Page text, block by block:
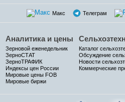
Макс Телеграм
Аналитика и цены
Зерновой еженедельник
ЗерноСТАТ
ЗерноТРАФИК
Индексы цен России
Мировые цены FOB
Мировые биржи
Каталог
Обсуждение
Новости
Коммерческие